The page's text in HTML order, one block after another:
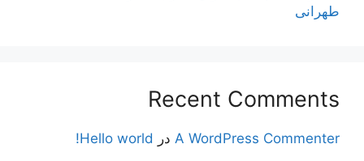
طهرانی
Recent Comments
A WordPress Commenter در Hello world!